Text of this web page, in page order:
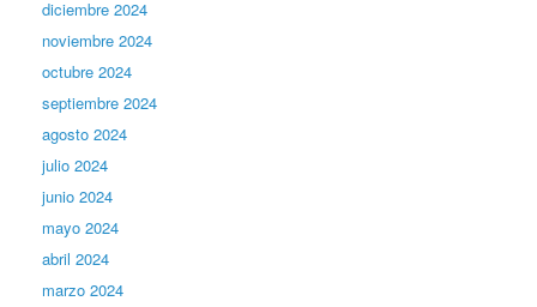
diciembre 2024
noviembre 2024
octubre 2024
septiembre 2024
agosto 2024
julio 2024
junio 2024
mayo 2024
abril 2024
marzo 2024